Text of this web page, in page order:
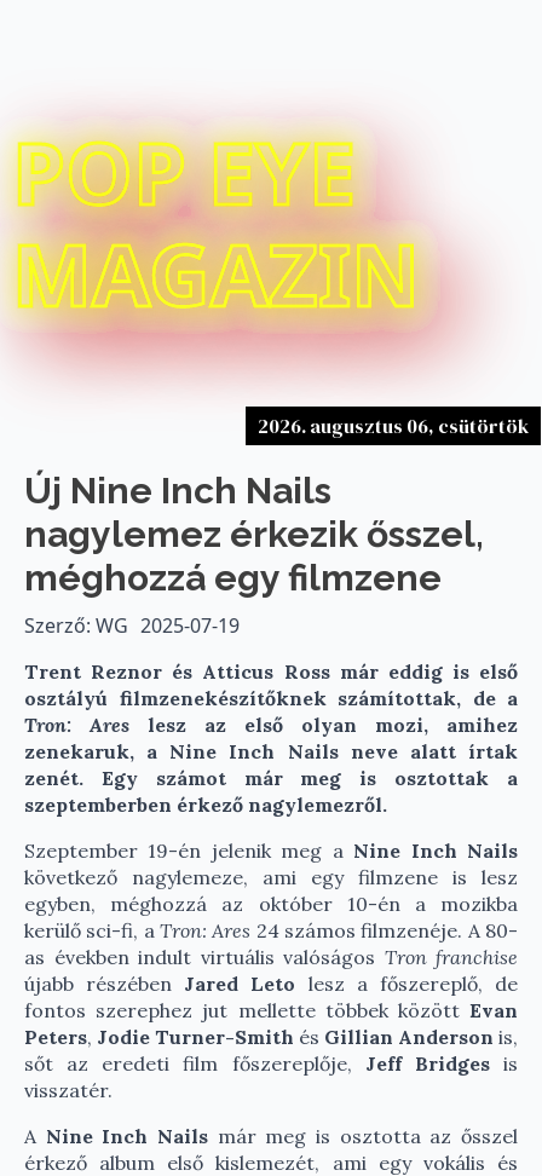
POP EYE
MAGAZIN
2026. augusztus 06, csütörtök
Új Nine Inch Nails
nagylemez érkezik ősszel,
méghozzá egy filmzene
Szerző: WG 2025-07-19
Trent Reznor és Atticus Ross már eddig is első
osztályú filmzenekészítőknek számítottak, de a
Tron: Ares lesz az első olyan mozi, amihez
zenekaruk, a Nine Inch Nails neve alatt írtak
zenét. Egy számot már meg is osztottak a
szeptemberben érkező nagylemezről.
Szeptember 19-én jelenik meg a Nine Inch Nails
következő nagylemeze, ami egy filmzene is lesz
egyben, méghozzá az október 10-én a mozikba
kerülő sci-fi, a Tron: Ares 24 számos filmzenéje. A 80-
as években indult virtuális valóságos Tron franchise
újabb részében Jared Leto lesz a főszereplő, de
fontos szerephez jut mellette többek között Evan
Peters, Jodie Turner-Smith és Gillian Anderson is,
sőt az eredeti film főszereplője, Jeff Bridgesis
visszatér.
A Nine Inch Nails már meg is osztotta az ősszel
érkező album első kislemezét, ami egy vokális és